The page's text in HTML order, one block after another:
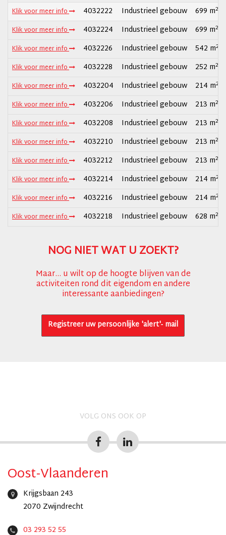
Klik voor meer info 4032222 Industrieel gebouw 699 m2
Klik voor meer info 4032224 Industrieel gebouw 699 m2
Klik voor meer info 4032226 Industrieel gebouw 542 m2
Klik voor meer info 4032228 Industrieel gebouw 252 m2
Klik voor meer info 4032204 Industrieel gebouw 214 m2
Klik voor meer info 4032206 Industrieel gebouw 213 m2
Klik voor meer info 4032208 Industrieel gebouw 213 m2
Klik voor meer info 4032210 Industrieel gebouw 213 m2
Klik voor meer info 4032212 Industrieel gebouw 213 m2
Klik voor meer info 4032214 Industrieel gebouw 214 m2
Klik voor meer info 4032216 Industrieel gebouw 214 m2
Klik voor meer info 4032218 Industrieel gebouw 628 m2
NOG NIET WAT U ZOEKT?
Maar... u wilt op de hoogte blijven van de
activiteiten rond dit eigendom en andere
interessante aanbiedingen?
Registreer uw persoonlijke 'alert'- mail
VOLG ONS OOK OP
Oost-Vlaanderen
Krijgsbaan 243
2070 Zwijndrecht
03 293 52 55